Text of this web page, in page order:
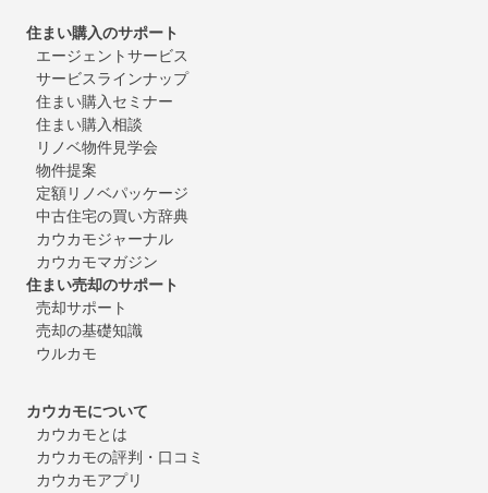
住まい購入のサポート
エージェントサービス
サービスラインナップ
住まい購入セミナー
住まい購入相談
リノベ物件見学会
物件提案
定額リノベパッケージ
中古住宅の買い方辞典
カウカモジャーナル
カウカモマガジン
住まい売却のサポート
売却サポート
売却の基礎知識
ウルカモ
カウカモについて
カウカモとは
カウカモの評判・口コミ
カウカモアプリ